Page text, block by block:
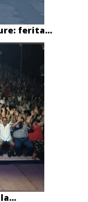
ferita...